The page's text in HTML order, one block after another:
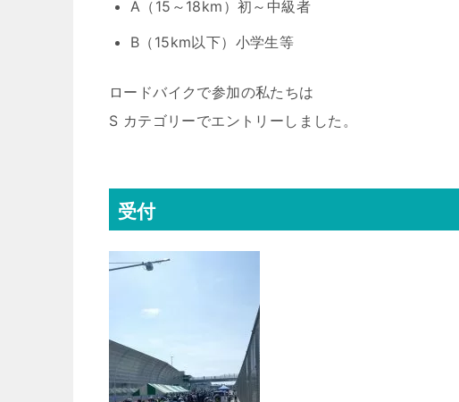
A（15～18km）初～中級者
B（15km以下）小学生等
ロードバイクで参加の私たちは
S カテゴリーでエントリーしました。
受付